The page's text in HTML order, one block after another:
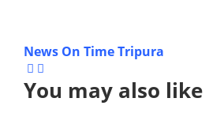
News On Time Tripura
You may also like